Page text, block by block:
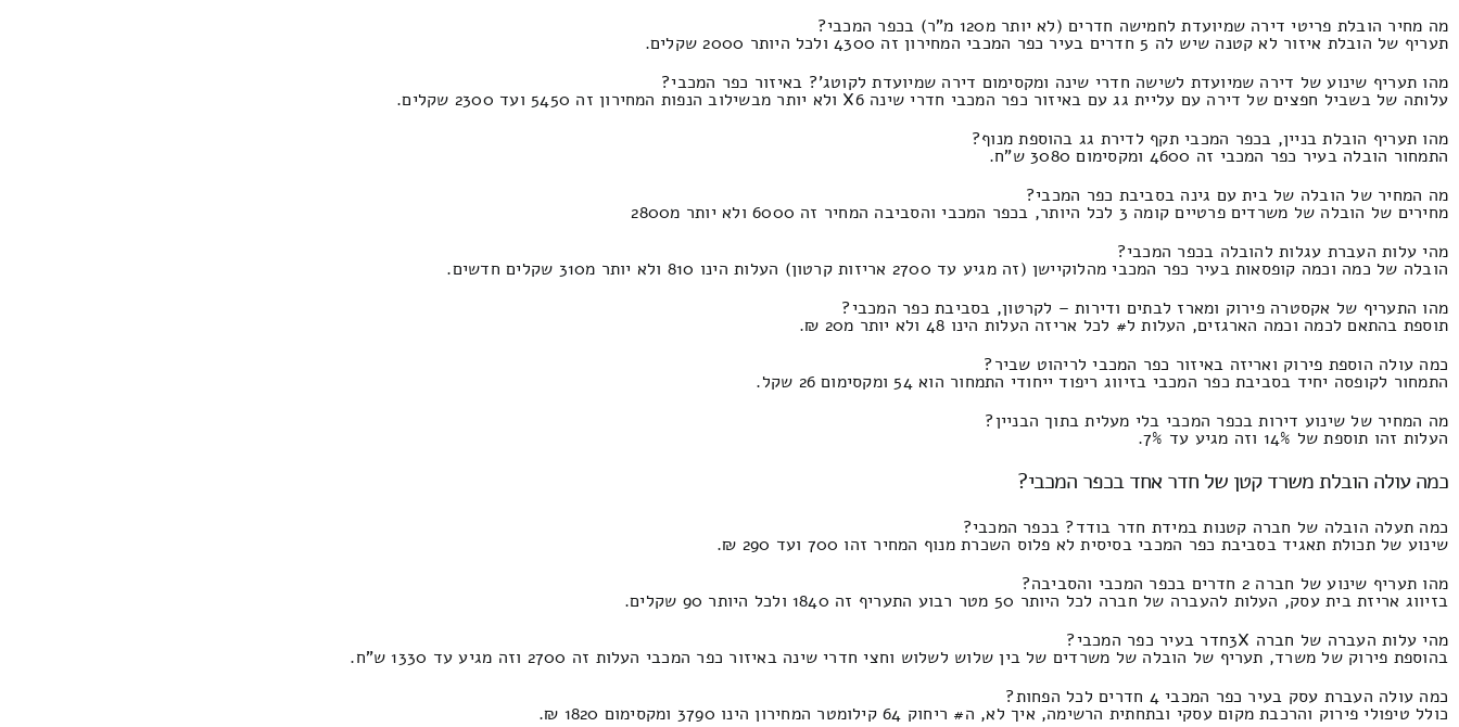
מה מחיר הובלת פריטי דירה שמיועדת לחמישה חדרים (לא יותר מ120 מ"ר) בכפר המכבי?
תעריף של הובלת איזור לא קטנה שיש לה 5 חדרים בעיר כפר המכבי המחירון זה 4300 ולכל היותר 2000 שקלים.
מהו תעריף שינוע של דירה שמיועדת לשישה חדרי שינה ומקסימום דירה שמיועדת לקוטג'? באיזור כפר המכבי?
עלותה של בשביל חפצים של דירה עם עליית גג עם באיזור כפר המכבי חדרי שינה X6 ולא יותר מבשילוב הנפות המחירון זה 5450 ועד 2300 שקלים.
מהו תעריף הובלת בניין, בכפר המכבי תקף לדירת גג בהוספת מנוף?
התמחור הובלה בעיר כפר המכבי זה 4600 ומקסימום 3080 ש"ח.
מה המחיר של הובלה של בית עם גינה בסביבת כפר המכבי?
מחירים של הובלה של משרדים פרטיים קומה 3 לכל היותר, בכפר המכבי והסביבה המחיר זה 6000 ולא יותר מ2800
מהי עלות העברת עגלות להובלה בכפר המכבי?
הובלה של כמה וכמה קופסאות בעיר כפר המכבי מהלוקיישן (זה מגיע עד 2700 אריזות קרטון) העלות הינו 810 ולא יותר מ310 שקלים חדשים.
מהו התעריף של אקסטרה פירוק ומארז לבתים ודירות – לקרטון, בסביבת כפר המכבי?
תוספת בהתאם לכמה וכמה הארגזים, העלות ל# לכל אריזה העלות הינו 48 ולא יותר מ20 ₪.
כמה עולה הוספת פירוק ואריזה באיזור כפר המכבי לריהוט שביר?
התמחור לקופסה יחיד בסביבת כפר המכבי בזיווג ריפוד ייחודי התמחור הוא 54 ומקסימום 26 שקל.
מה המחיר של שינוע דירות בכפר המכבי בלי מעלית בתוך הבניין?
העלות זהו תוספת של 14% וזה מגיע עד 7%.
כמה עולה הובלת משרד קטן של חדר אחד בכפר המכבי?
כמה תעלה הובלה של חברה קטנות במידת חדר בודד? בכפר המכבי?
שינוע של תכולת תאגיד בסביבת כפר המכבי בסיסית לא פלוס השכרת מנוף המחיר זהו 700 ועד 290 ₪.
מהו תעריף שינוע של חברה 2 חדרים בכפר המכבי והסביבה?
בזיווג אריזת בית עסק, העלות להעברה של חברה לכל היותר 50 מטר רבוע התעריף זה 1840 ולכל היותר 90 שקלים.
מהי עלות העברה של חברה 3Xחדר בעיר כפר המכבי?
בהוספת פירוק של משרד, תעריף של הובלה של משרדים של בין שלוש לשלוש וחצי חדרי שינה באיזור כפר המכבי העלות זה 2700 וזה מגיע עד 1330 ש"ח.
כמה עולה העברת עסק בעיר כפר המכבי 4 חדרים לכל הפחות?
כולל טיפולי פירוק והרכבת מקום עסקי ובתחתית הרשימה, איך לא, ה# ריחוק 64 קילומטר המחירון הינו 3790 ומקסימום 1820 ₪.